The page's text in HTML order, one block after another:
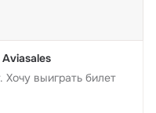
выиграть билет